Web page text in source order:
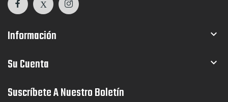
Información 
Su Cuenta 
Suscríbete A Nuestro Boletín